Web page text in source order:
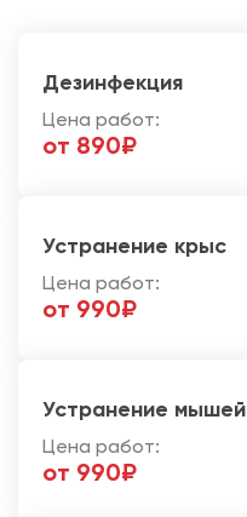
Дезинфекция
Цена работ:
от 890₽
Устранение крыс
Цена работ:
от 990₽
Устранение мышей
Цена работ:
от 990₽